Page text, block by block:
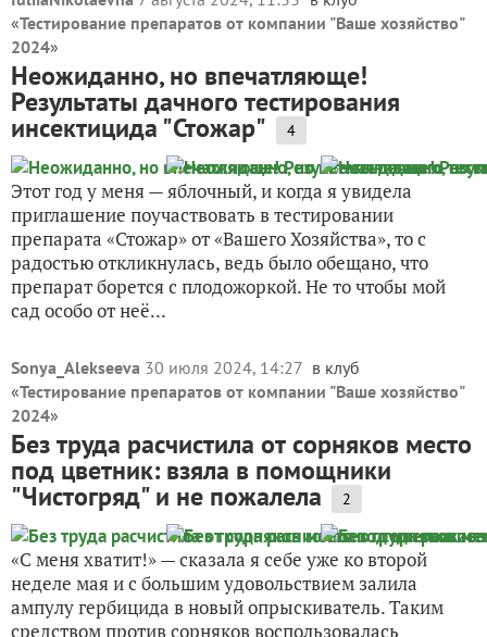
«Тестирование препаратов от компании "Ваше хозяйство"
2024»
Неожиданно, но впечатляюще!
Результаты дачного тестирования
инсектицида "Стожар" 4
Этот год у меня — яблочный, и когда я увидела
приглашение поучаствовать в тестировании
препарата «Стожар» от «Вашего Хозяйства», то с
радостью откликнулась, ведь было обещано, что
препарат борется с плодожоркой. Не то чтобы мой
сад особо от неё...
Sonya_Alekseeva 30 июля 2024, 14:27 в клуб
«Тестирование препаратов от компании "Ваше хозяйство"
2024»
Без труда расчистила от сорняков место
под цветник: взяла в помощники
"Чистогряд" и не пожалела 2
«С меня хватит!» — сказала я себе уже ко второй
неделе мая и с большим удовольствием залила
ампулу гербицида в новый опрыскиватель. Таким
средством против сорняков воспользовалась